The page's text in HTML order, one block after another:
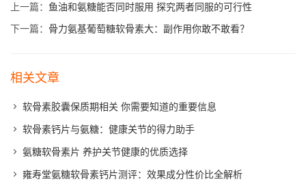
上一篇： 鱼油和氨糖能否同时服用 探究两者同服的可行性
下一篇： 骨力氨基葡萄糖软骨素大：副作用你敢不敢看？
相关文章
软骨素胶囊保质期相关 你需要知道的重要信息
软骨素钙片与氨糖：健康关节的得力助手
氨糖软骨素片 养护关节健康的优质选择
雍寿堂氨糖软骨素钙片测评：效果成分性价比全解析